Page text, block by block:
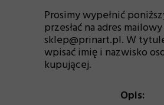
Opis:
Prosimy wypełnić
przesłać na adres mailowy
sklep@prinart.pl. W
wpisać imię i nazwisko
kupującej.